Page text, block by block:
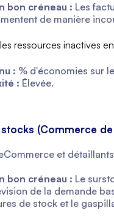
bon créneau : Les
de manière
ressources inactives
: % d'économies sur
: Élevée.
stocks (Commerce
et
bon créneau : Le
de la demande
de stock et le